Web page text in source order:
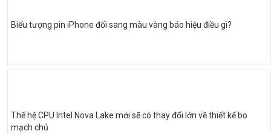
Biểu tượng pin iPhone đổi sang màu vàng báo hiệu điều gì?
Thế hệ CPU Intel Nova Lake mới sẽ có thay đổi lớn về thiết kế bo
mạch chủ